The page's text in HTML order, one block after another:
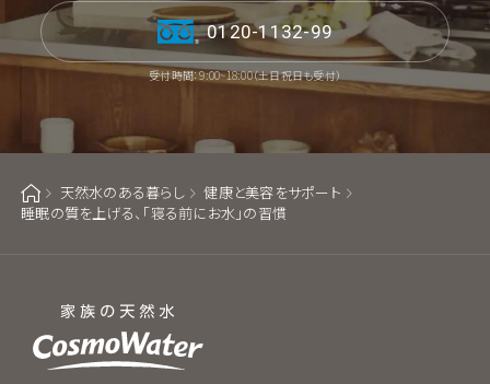
0120-1132-99
受付時間：9:00~18:00（土日祝日も受付）
ホーム
天然水のある暮らし
健康と美容をサポート
睡眠の質を上げる、「寝る前にお水」の習慣